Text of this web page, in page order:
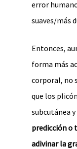
error
suaves/más
Entonces,
forma más
corporal, no
que los
subcutánea
predicción o
adivinar la